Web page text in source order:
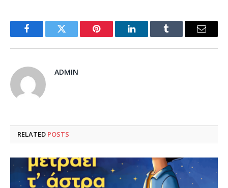
FacebookTwitter Pinterest LinkedInTumblr Email
ADMIN
RELATED POSTS